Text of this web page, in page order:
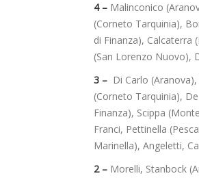
4 – Malinconico
(Corneto Tarquinia),
di Finanza),
(San Lorenzo Nuovo),
3 – Di Carlo
(Corneto Tarquinia),
Finanza), Scippa
Franci, Pettinella
Marinella), Angeletti,
2 – Morelli, Stanbock